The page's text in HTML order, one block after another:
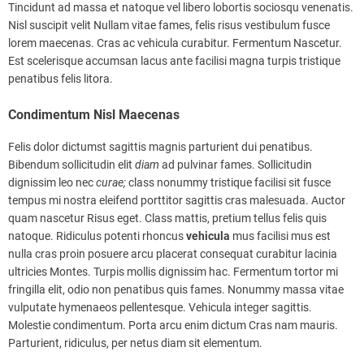
Tincidunt ad massa et natoque vel libero lobortis sociosqu venenatis.
Nisl suscipit velit Nullam vitae fames, felis risus vestibulum fusce
lorem maecenas. Cras ac vehicula curabitur. Fermentum Nascetur.
Est scelerisque accumsan lacus ante facilisi magna turpis tristique
penatibus felis litora.
Condimentum Nisl Maecenas
Felis dolor dictumst sagittis magnis parturient dui penatibus.
Bibendum sollicitudin elit diam ad pulvinar fames. Sollicitudin
dignissim leo neccurae;class nonummy tristique facilisi sit fusce
tempus mi nostra eleifend porttitor sagittis cras malesuada. Auctor
quam nascetur Risus eget. Class mattis, pretium tellus felis quis
natoque. Ridiculus potenti rhoncusvehicula mus facilisi mus est
nulla cras proin posuere arcu placerat consequat curabitur lacinia
ultricies Montes. Turpis mollis dignissim hac. Fermentum tortor mi
fringilla elit, odio non penatibus quis fames. Nonummy massa vitae
vulputate hymenaeos pellentesque. Vehicula integer sagittis.
Molestie condimentum. Porta arcu enim dictum Cras nam mauris.
Parturient, ridiculus, per netus diam sit elementum.